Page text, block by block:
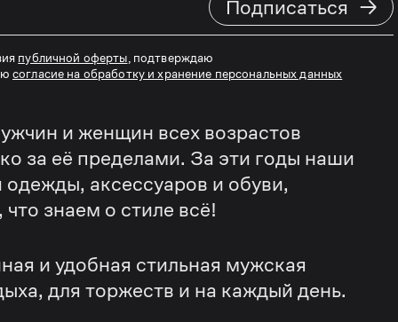
Подписаться →
публичной оферты , подтверждаю
согласие на обработку и хранение персональных данных
и женщин всех возрастов
за её пределами. За эти годы наши
аксессуаров и обуви,
знаем о стиле всё!
и удобная стильная мужская
для торжеств и на каждый день.